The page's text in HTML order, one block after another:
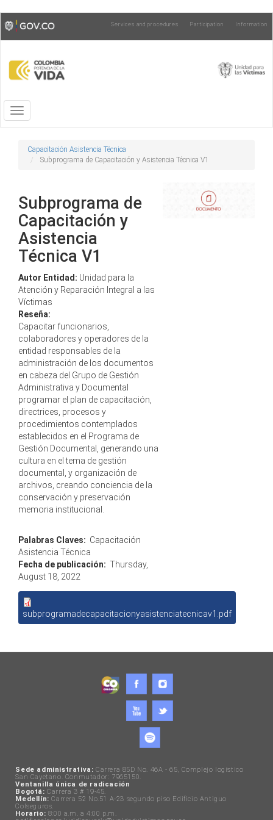
Skip
to
main
Toggle
high
contrast
Services and procedures Participation Information
Toggle
navigation
Capacitación Asistencia Técnica
Subprograma de Capacitación y Asistencia Técnica V1
Subprograma de
Capacitación y
Asistencia
Técnica V1
Autor Entidad: Unidad para la
Atención y Reparación Integral a las
Víctimas
Reseña:
Capacitar funcionarios,
colaboradores y operadores de la
entidad responsables de la
administración de los documentos
en cabeza del Grupo de Gestión
Administrativa y Documental
programar el plan de capacitación,
directrices, procesos y
procedimientos contemplados
establecidos en el Programa de
Gestión Documental, generando una
cultura en el tema de gestión
documental, y organización de
archivos, creando conciencia de la
conservación y preservación
memoria institucional.
Palabras Claves: Capacitación
Asistencia Técnica
Fecha de publicación: Thursday,
August 18, 2022
subprogramadecapacitacionyasistenciatecnicav1.pdf
Sede administrativa: Carrera 85D No. 46A - 65, Complejo logístico
San Cayetano. Conmutador: 7965150.
Ventanilla única de radicación
Bogotá: Carrera 3 # 19-45.
Medellín: Carrera 52 No.51 A-23 segundo piso Edificio Antiguo
Colseguros.
Horario: 8:00 a.m. a 4:00 p.m.